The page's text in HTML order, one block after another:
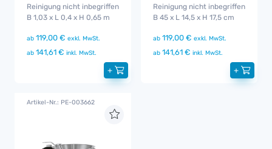
Reinigung nicht inbegriffen
B 1,03 x L 0,4 x H 0,65 m
ab 119,00 € exkl. MwSt.
ab 141,61 € inkl. MwSt.
+
Reinigung nicht inbegriffen
B 45 x L 14,5 x H 17,5 cm
ab 119,00 € exkl. MwSt.
ab 141,61 € inkl. MwSt.
+
Artikel-Nr.: PE-003662